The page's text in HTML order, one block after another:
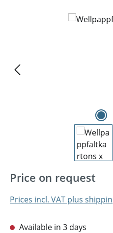
Skip image gallery
Price on request
Prices incl. VAT plus
Available in 3 days